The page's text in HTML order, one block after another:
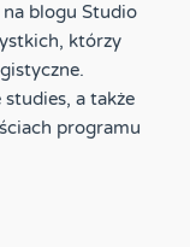
na blogu Studio
którzy
a także
programu